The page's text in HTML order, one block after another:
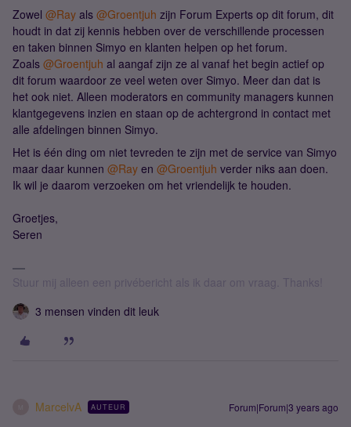
Zowel @Ray als @Groentjuh zijn Forum Experts op dit forum, dit
houdt in dat zij kennis hebben over de verschillende processen
en taken binnen Simyo en klanten helpen op het forum.
Zoals @Groentjuh al aangaf zijn ze al vanaf het begin actief op
dit forum waardoor ze veel weten over Simyo. Meer dan dat is
het ook niet. Alleen moderators en community managers kunnen
klantgegevens inzien en staan op de achtergrond in contact met
alle afdelingen binnen Simyo.
Het is één ding om niet tevreden te zijn met de service van Simyo
maar daar kunnen @Ray en @Groentjuh verder niks aan doen.
Ik wil je daarom verzoeken om het vriendelijk te houden.
Groetjes,
Seren
Stuur mij alleen een privébericht als ik daar om vraag. Thanks!
3 mensen vinden dit leuk
MarcelvA AUTEUR Forum|Forum|3 years ago